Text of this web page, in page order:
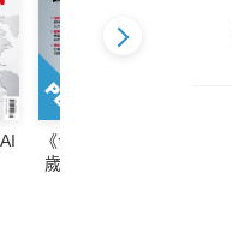
《今周刊第1544期 40
歲就該開始的 抗遺忘